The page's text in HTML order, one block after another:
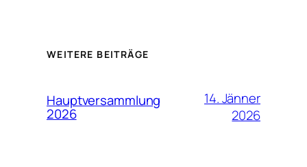
WEITERE BEITRÄGE
Hauptversammlung
2026
14. Jänner
2026